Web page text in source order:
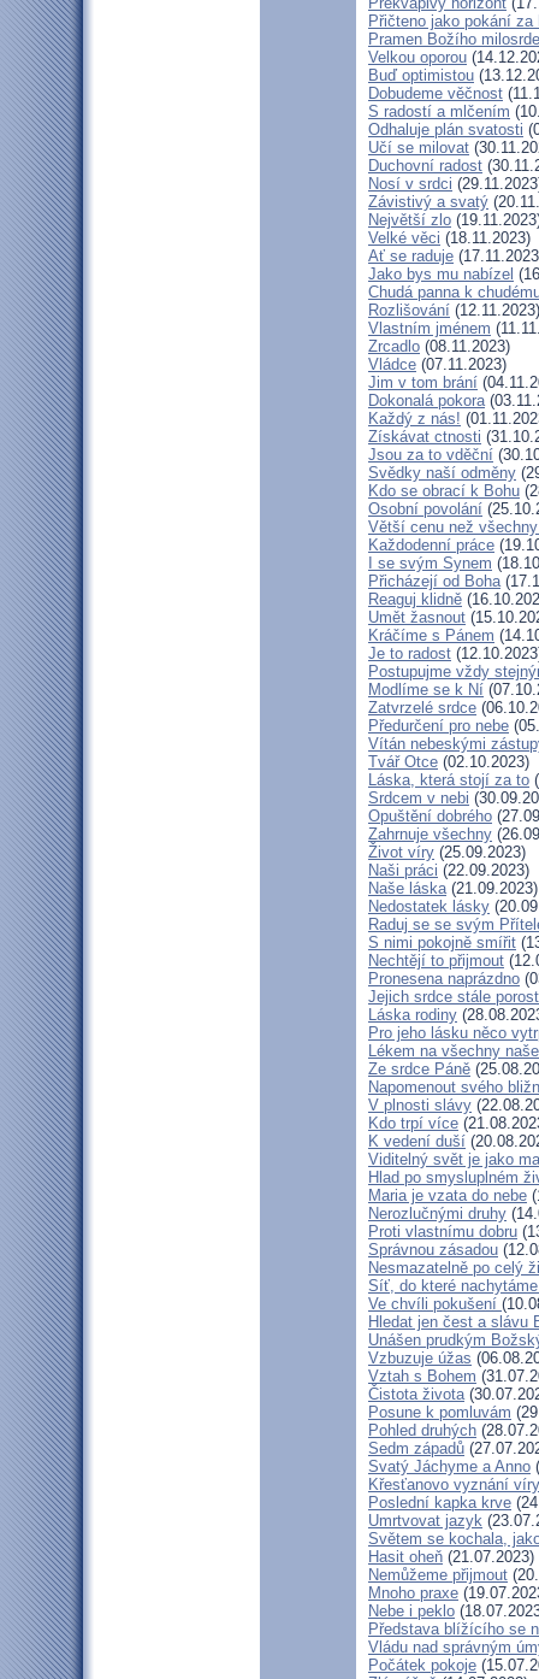
Přičteno jako pokání za
Pramen Božího
Velkou oporou
Buď optimistou
Dobudeme věčnost
S radostí a mlčením
Odhaluje plán svatosti
Učí se milovat
Duchovní radost
Nosí v srdci
Závistivý a svatý
Největší zlo
Velké věci (18.11.2023)
Ať se raduje
Jako bys mu nabízel
Chudá panna k
Rozlišování (12.11.2023)
Vlastním jménem
Zrcadlo (08.11.2023)
Vládce (07.11.2023)
Jim v tom brání
Dokonalá pokora
Každý z nás!
Získávat ctnosti
Jsou za to vděční
Svědky naší odměny
Kdo se obrací k Bohu
Osobní povolání
Větší cenu než
Každodenní práce
I se svým Synem
Přicházejí od Boha
Reaguj klidně
Umět žasnout
Kráčíme s Pánem
Je to radost
Postupujme vždy
Modlíme se k Ní
Zatvrzelé srdce
Předurčení pro nebe
Vítán nebeskými
Tvář Otce (02.10.2023)
Láska, která stojí za to
Srdcem v nebi
Opuštění dobrého
Zahrnuje všechny
Život víry (25.09.2023)
Naši práci (22.09.2023)
Naše láska(21.09.2023)
Nedostatek lásky
Raduj se se svým
S nimi pokojně smířit
Nechtějí to přijmout
Pronesena naprázdno
Jejich srdce stále
Láska rodiny
Pro jeho lásku něco
Lékem na všechny
Ze srdce Páně
Napomenout svého
V plnosti slávy
Kdo trpí více
K vedení duší
Viditelný svět je jako
Hlad po smysluplném
Maria je vzata do nebe
Nerozlučnými druhy
Proti vlastnímu dobru
Správnou zásadou
Nesmazatelně po celý
Síť, do které
Ve chvíli pokušení
Hledat jen čest a slávu
Unášen prudkým
Vzbuzuje úžas
Vztah s Bohem
Čistota života
Posune k pomluvám
Pohled druhých
Sedm západů
Svatý Jáchyme a Anno
Křesťanovo vyznání
Poslední kapka krve
Umrtvovat jazyk
Světem se kochala,
Hasit oheň (21.07.2023)
Nemůžeme přijmout
Mnoho praxe
Nebe i peklo
Představa blížícího se
Vládu nad správným
Počátek pokoje